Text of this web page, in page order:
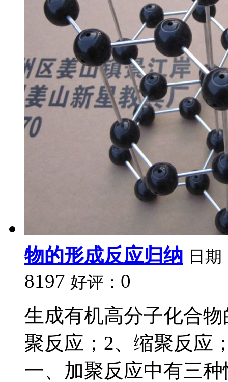
物的形成反应归纳 日期
8197 好评： 0
生成有机高分子化合
聚反应；2、缩聚反应
一、加聚反应中有三